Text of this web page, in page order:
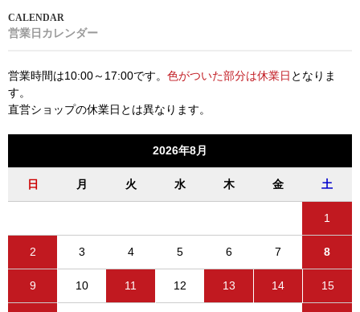
営業日カレンダー
営業時間は10:00～17:00です。 色がついた部分は休業日 となりま
す。
直営ショップの休業日とは異なります。
2026年8月
日 月 火 水 木 金 土
1
2 3 4 5 6 7 8
9 10 11 12 13 14 15